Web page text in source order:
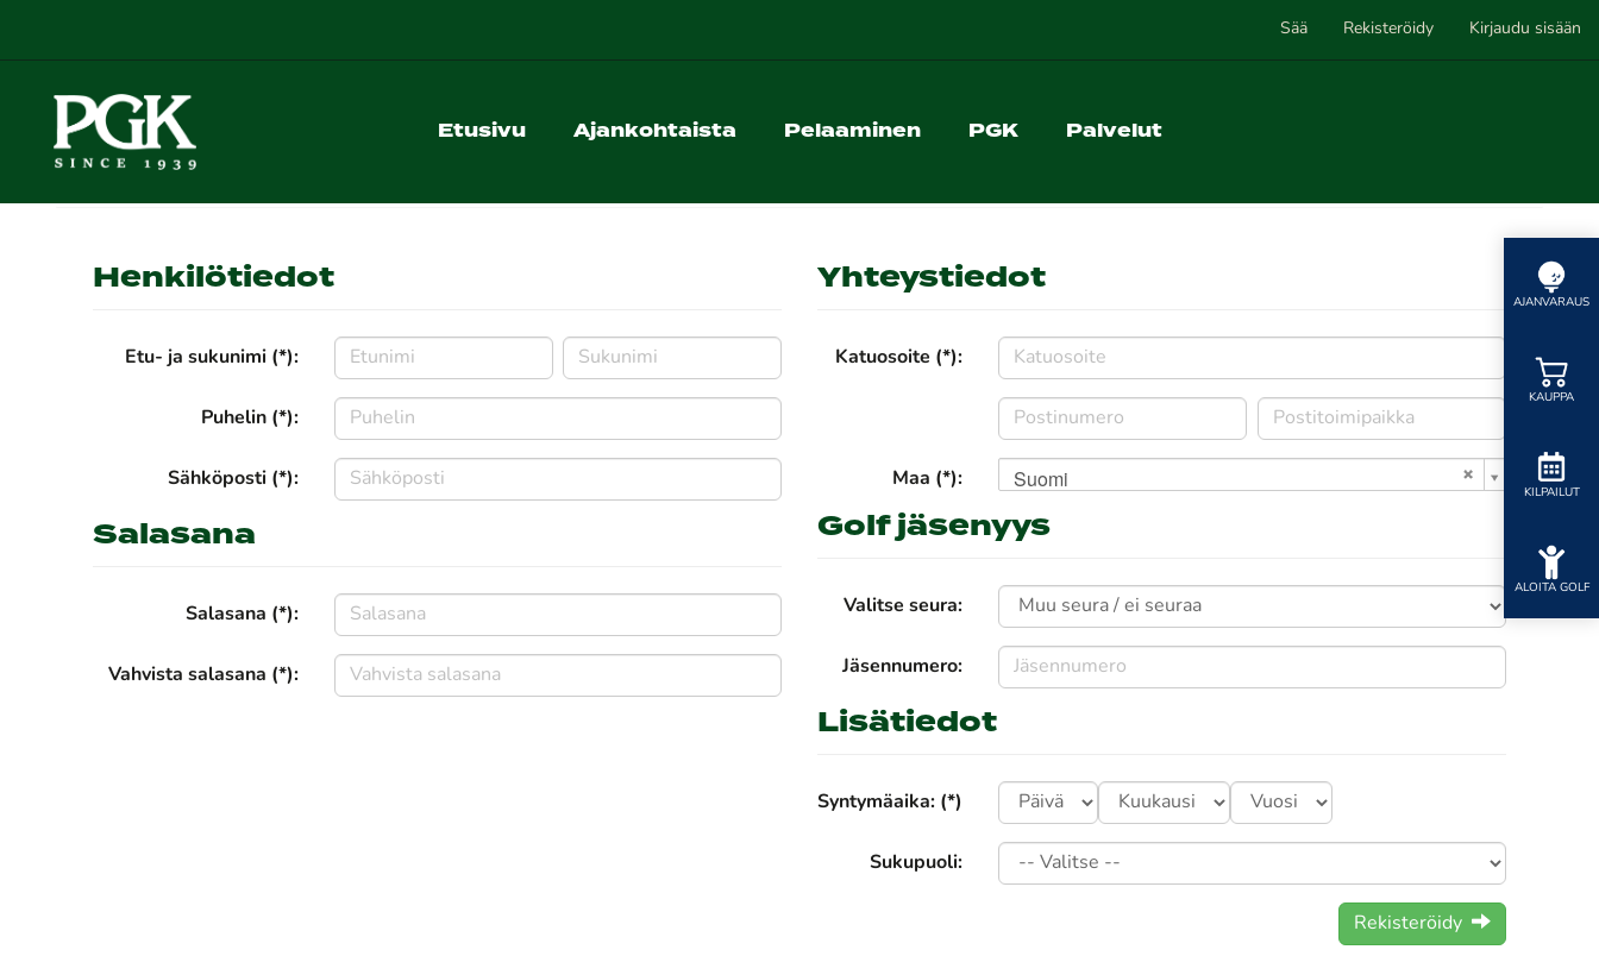
Sää Rekisteröidy Kirjaudu sisään
Etusivu Ajankohtaista Pelaaminen PGK Palvelut
AJANVARAUS
KAUPPA
KILPAILUT
ALOITA GOLF
Henkilötiedot
Etu- ja sukunimi (*):
Puhelin (*):
Sähköposti (*):
Salasana
Salasana (*):
Vahvista salasana (*):
Yhteystiedot
Katuosoite (*):
Maa (*): Suomi
Golf jäsenyys
Valitse seura:
Jäsennumero:
Lisätiedot
Syntymäaika: (*)
Sukupuoli:
Rekisteröidy